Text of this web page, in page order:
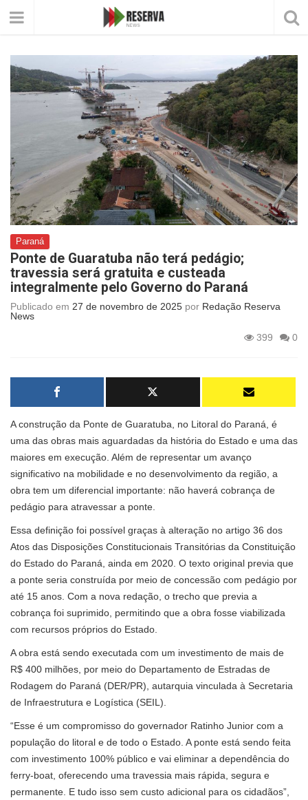
Paraná
Ponte de Guaratuba não terá pedágio;
travessia será gratuita e custeada
integralmente pelo Governo do Paraná
Publicado em 27 de novembro de 2025 por Redação Reserva
News
399
0
A construção da Ponte de Guaratuba, no Litoral do Paraná, é
uma das obras mais aguardadas da história do Estado e uma das
maiores em execução. Além de representar um avanço
significativo na mobilidade e no desenvolvimento da região, a
obra tem um diferencial importante: não haverá cobrança de
pedágio para atravessar a ponte.
Essa definição foi possível graças à alteração no artigo 36 dos
Atos das Disposições Constitucionais Transitórias da Constituição
do Estado do Paraná, ainda em 2020. O texto original previa que
a ponte seria construída por meio de concessão com pedágio por
até 15 anos. Com a nova redação, o trecho que previa a
cobrança foi suprimido, permitindo que a obra fosse viabilizada
com recursos próprios do Estado.
A obra está sendo executada com um investimento de mais de
R$ 400 milhões, por meio do Departamento de Estradas de
Rodagem do Paraná (DER/PR), autarquia vinculada à Secretaria
de Infraestrutura e Logística (SEIL).
“Esse é um compromisso do governador Ratinho Junior com a
população do litoral e de todo o Estado. A ponte está sendo feita
com investimento 100% público e vai eliminar a dependência do
ferry-boat, oferecendo uma travessia mais rápida, segura e
permanente. E tudo isso sem custo adicional para os cidadãos”,